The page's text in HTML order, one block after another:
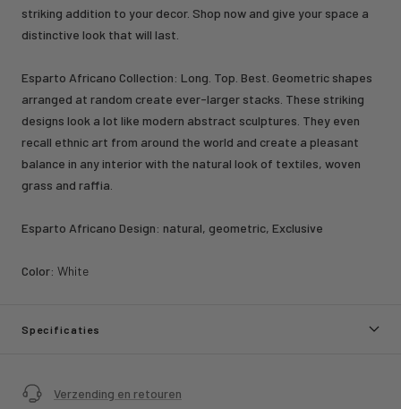
striking addition to your decor. Shop now and give your space a
distinctive look that will last.
Esparto Africano Collection: Long. Top. Best. Geometric shapes
arranged at random create ever-larger stacks. These striking
designs look a lot like modern abstract sculptures. They even
recall ethnic art from around the world and create a pleasant
balance in any interior with the natural look of textiles, woven
grass and raffia.
Esparto Africano Design: natural, geometric, Exclusive
Color: White
Specificaties
Verzending en retouren